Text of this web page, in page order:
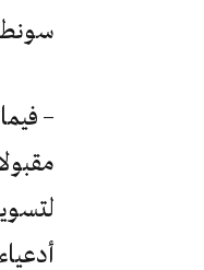
–